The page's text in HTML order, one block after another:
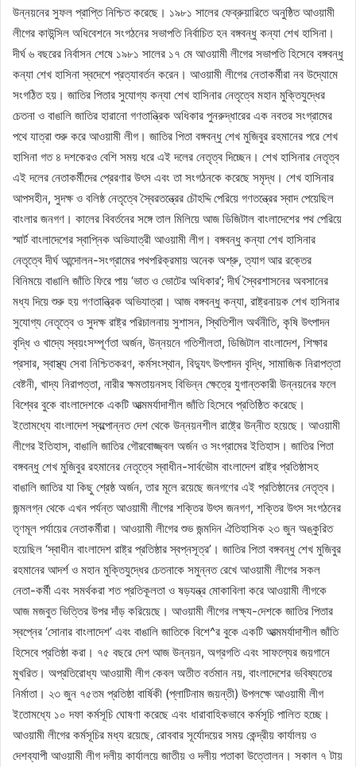
উন্নয়নের সুফল প্রাপ্তি নিশ্চিত করেছে। ১৯৮১ সালের ফেব্রুয়ারিতে অনুষ্ঠিত আওয়ামী
লীগের কাউন্সিল অধিবেশনে সংগঠনের সভাপতি নির্বাচিত হন বঙ্গবন্ধু কন্যা শেখ হাসিনা।
দীর্ঘ ৬ বছরের নির্বাসন শেষে ১৯৮১ সালের ১৭ মে আওয়ামী লীগের সভাপতি হিসেবে বঙ্গবন্ধু
কন্যা শেখ হাসিনা স্বদেশে প্রত্যাবর্তন করেন। আওয়ামী লীগের নেতাকর্মীরা নব উদ্যোমে
সংগঠিত হয়। জাতির পিতার সুযোগ্য কন্যা শেখ হাসিনার নেতৃত্বে মহান মুক্তিযুদ্ধের
চেতনা ও বাঙালি জাতির হারানো গণতান্ত্রিক অধিকার পুনরুদ্ধারের এক নবতর সংগ্রামের
পথে যাত্রা শুরু করে আওয়ামী লীগ। জাতির পিতা বঙ্গবন্ধু শেখ মুজিবুর রহমানের পরে শেখ
হাসিনা গত ৪ দশকেরও বেশি সময় ধরে এই দলের নেতৃত্ব দিচ্ছেন। শেখ হাসিনার নেতৃত্ব
এই দলের নেতাকর্মীদের প্রেরণার উৎস এবং তা সংগঠনকে করেছে সমৃদ্ধ। শেখ হাসিনার
আপসহীন, সুদক্ষ ও বলিষ্ঠ নেতৃত্বে স্বৈরতন্ত্রের চৌহদ্দি পেরিয়ে গণতন্ত্রের স্বাদ পেয়েছিল
বাংলার জনগণ। কালের বিবর্তনের সঙ্গে তাল মিলিয়ে আজ ডিজিটাল বাংলাদেশের পথ পেরিয়ে
স্মার্ট বাংলাদেশের স্বাপ্নিক অভিযাত্রী আওয়ামী লীগ। বঙ্গবন্ধু কন্যা শেখ হাসিনার
নেতৃত্বে দীর্ঘ আন্দোলন-সংগ্রামের পথপরিক্রমায় অনেক অশ্রু, ত্যাগ আর রক্তের
বিনিময়ে বাঙালি জাঁতি ফিরে পায় ‘ভাত ও ভোটের অধিকার’; দীর্ঘ স্বৈরশাসনের অবসানের
মধ্য দিয়ে শুরু হয় গণতান্ত্রিক অভিযাত্রা। আজ বঙ্গবন্ধু কন্যা, রাষ্ট্রনায়ক শেখ হাসিনার
সুযোগ্য নেতৃত্বে ও সুদক্ষ রাষ্ট্র পরিচালনায় সুশাসন, স্থিতিশীল অর্থনীতি, কৃষি উৎপাদন
বৃদ্ধি ও খাদ্যে স্বয়ংসম্পূর্ণতা অর্জন, উন্নয়নে গতিশীলতা, ডিজিটাল বাংলাদেশ, শিক্ষার
প্রসার, স্বাস্থ্য সেবা নিশ্চিতকরণ, কর্মসংস্থান, বিদ্যুৎ উৎপাদন বৃদ্ধি, সামাজিক নিরাপত্তা
বেষ্টনী, খাদ্য নিরাপত্তা, নারীর ক্ষমতায়নসহ বিভিন্ন ক্ষেত্রে যুগান্তকারী উন্নয়নের ফলে
বিশ্বের বুকে বাংলাদেশকে একটি আত্মমর্যাদাশীল জাঁতি হিসেবে প্রতিষ্ঠিত করেছে।
ইতোমধ্যে বাংলাদেশ স্বল্পোন্নত দেশ থেকে উন্নয়নশীল রাষ্ট্রে উন্নীত হয়েছে। আওয়ামী
লীগের ইতিহাস, বাঙালি জাতির গৌরবোজ্জ্বল অর্জন ও সংগ্রামের ইতিহাস। জাতির পিতা
বঙ্গবন্ধু শেখ মুজিবুর রহমানের নেতৃত্বে স্বাধীন-সার্বভৌম বাংলাদেশ রাষ্ট্র প্রতিষ্ঠাসহ
বাঙালি জাতির যা কিছু শ্রেষ্ঠ অর্জন, তার মূলে রয়েছে জনগণের এই প্রতিষ্ঠানের নেতৃত্ব।
জন্মলগ্ন থেকে এখন পর্যন্ত আওয়ামী লীগের শক্তির উৎস জনগণ, শক্তির উৎস সংগঠনের
তৃণমূল পর্যায়ের নেতাকর্মীরা। আওয়ামী লীগের শুভ জন্মদিন ঐতিহাসিক ২৩ জুন অঙ্কুরিত
হয়েছিল ‘স্বাধীন বাংলাদেশ রাষ্ট্র প্রতিষ্ঠার স্বপ্নসূত্র’। জাতির পিতা বঙ্গবন্ধু শেখ মুজিবুর
রহমানের আদর্শ ও মহান মুক্তিযুদ্ধের চেতনাকে সমুন্নত রেখে আওয়ামী লীগের সকল
নেতা-কর্মী এবং সমর্থকরা শত প্রতিকূলতা ও ষড়যন্ত্র মোকাবিলা করে আওয়ামী লীগকে
আজ মজবুত ভিত্তির উপর দাঁড় করিয়েছে। আওয়ামী লীগের লক্ষ্য-দেশকে জাতির পিতার
স্বপ্নের ‘সোনার বাংলাদেশ’ এবং বাঙালি জাতিকে বিশে^র বুকে একটি আত্মমর্যাদাশীল জাঁতি
হিসেবে প্রতিষ্ঠা করা। ৭৫ বছরে দেশ আজ উন্নয়ন, অগ্রগতি এবং সাফল্যের জয়গানে
মুখরিত। অপ্রতিরোধ্য আওয়ামী লীগ কেবল অতীত বর্তমান নয়, বাংলাদেশের ভবিষ্যতের
নির্মাতা। ২৩ জুন ৭৫তম প্রতিষ্ঠা বার্ষিকী (প্লাটিনাম জয়ন্তী) উপলক্ষে আওয়ামী লীগ
ইতোমধ্যে ১০ দফা কর্মসূচি ঘোষণা করেছে এবং ধারাবাহিকভাবে কর্মসূচি পালিত হচ্ছে।
আওয়ামী লীগের কর্মসূচির মধ্য রয়েছে, রোববার সূর্যোদয়ের সময় কেন্দ্রীয় কার্যালয় ও
দেশব্যাপী আওয়ামী লীগ দলীয় কার্যালয়ে জাতীয় ও দলীয় পতাকা উত্তোলন। সকাল ৭ টায়